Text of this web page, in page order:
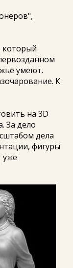
который
умеют.
К
на 3D
За дело
дела
фигуры
уже